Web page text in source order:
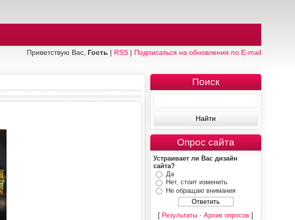
Приветствую Вас, Гость | RSS| Подписаться на обновления по E-mail
Поиск
Опрос сайта
Устраивает ли Вас дизайн
сайта?
Да
Нет, стоит изменить
Не обращаю внимания
[ Результаты ·Архив опросов ]